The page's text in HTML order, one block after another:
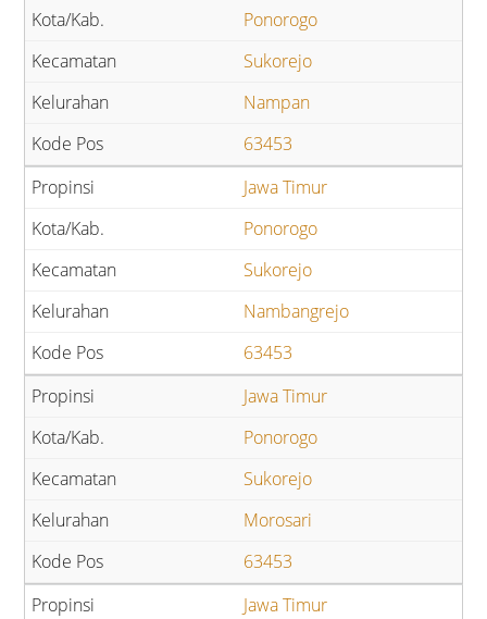
Ponorogo
Sukorejo
Nampan
63453
Jawa Timur
Ponorogo
Sukorejo
Nambangrejo
63453
Jawa Timur
Ponorogo
Sukorejo
Morosari
63453
Jawa Timur